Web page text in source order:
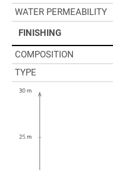
WATER PERMEABILITY
FINISHING
COMPOSITION
TYPE